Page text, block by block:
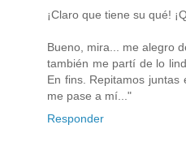
¡Claro que tiene su qué!
Bueno, mira... me alegro
también me partí de lo
En fins. Repitamos
me pase a mí..."
Responder